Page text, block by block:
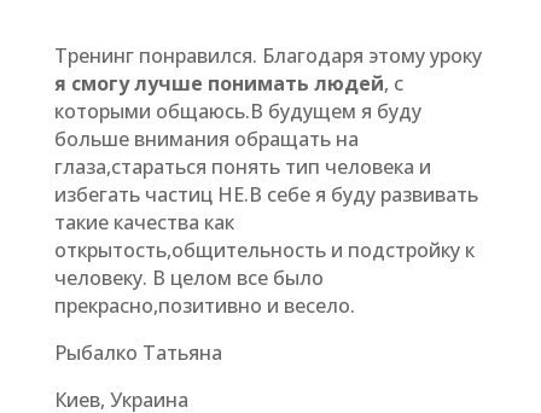
Тренинг понравился. Благодаря этому уроку
я смогу лучше понимать людей, с
которыми общаюсь.В будущем я буду
больше внимания обращать на
глаза,стараться понять тип человека и
избегать частиц НЕ.В себе я буду развивать
такие качества как
открытость,общительность и подстройку к
человеку. В целом все было
прекрасно,позитивно и весело.
Рыбалко Татьяна
Киев, Украина